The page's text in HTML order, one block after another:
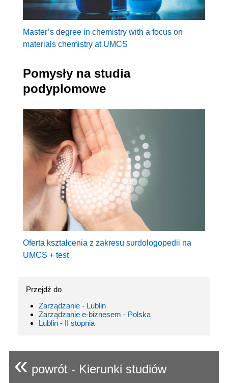
Master’s degree in chemistry with a focus on
materials chemistry at UMCS
Pomysły na studia
podyplomowe
Oferta kształcenia z zakresu surdologopedii na
UMCS + test
Przejdź do
Zarządzanie - Lublin
Zarządzanie e-biznesem - Polska
Lublin - II stopnia
« powrót - Kierunki studiów